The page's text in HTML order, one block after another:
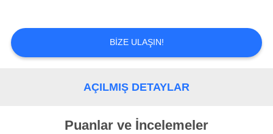
TEKLIF
BIZE ULAŞIN!
AÇILMIŞ DETAYLAR
Puanlar ve İncelemeler